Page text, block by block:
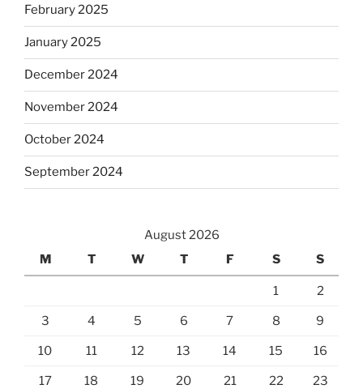
February 2025
January 2025
December 2024
November 2024
October 2024
September 2024
August 2026
M
T W T F S S
1 2
3 4 5 6 7 8 9
10 11 12 13 14 15 16
17 18 19 20 21 22 23